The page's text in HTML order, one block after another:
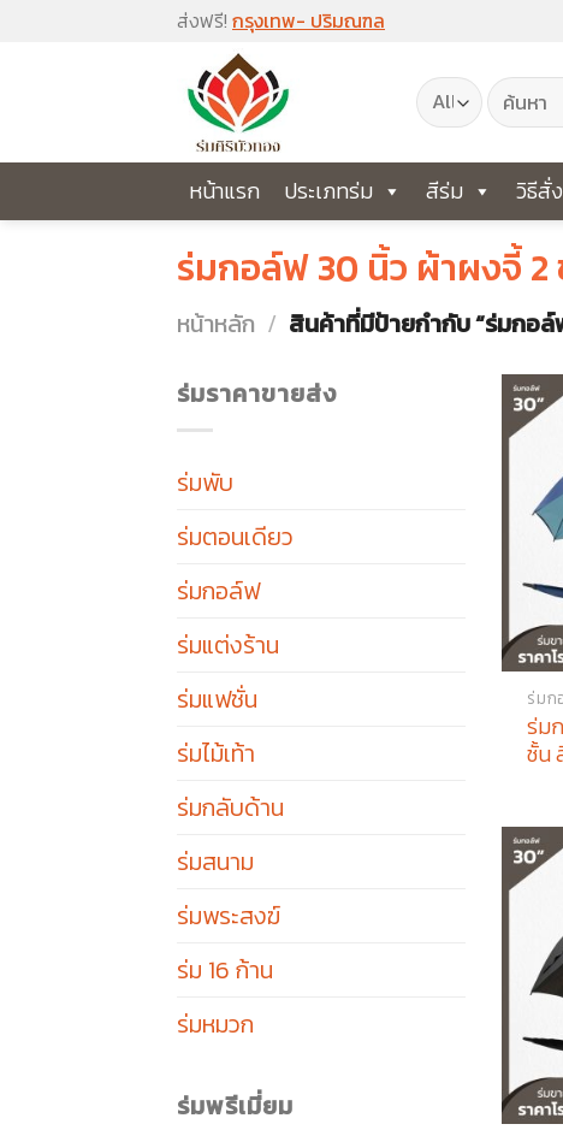
ส่งฟรี! กรุงเทพ- ปริมณฑล
ค้นหา:
หน้าแรก ประเภทร่ม สีร่ม วิธีสั่
ร่มกอล์ฟ 30 นิ้ว ผ้าผงจี้ 2
หน้าหลัก / สินค้าที่มีป้ายกำกับ “ร่มกอ
ร่มราคาขายส่ง
ร่มพับ
ร่มตอนเดียว
ร่มกอล์ฟ
ร่มแต่งร้าน
ร่มแฟชั่น
ร่มไม้เท้า
ร่มกลับด้าน
ร่มสนาม
ร่มพระสงฆ์
ร่ม 16 ก้าน
ร่มหมวก
ร่มพรีเมี่ยม
ร่ม
ร่ม
ชั้น